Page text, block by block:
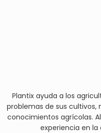
Plantix ayuda a los
problemas de sus cultivos,
conocimientos agrícolas.
experiencia en la